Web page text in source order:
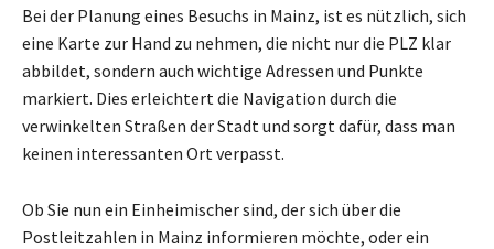
Bei der Planung eines Besuchs in Mainz, ist es nützlich, sich
eine Karte zur Hand zu nehmen, die nicht nur die PLZ klar
abbildet, sondern auch wichtige Adressen und Punkte
markiert. Dies erleichtert die Navigation durch die
verwinkelten Straßen der Stadt und sorgt dafür, dass man
keinen interessanten Ort verpasst.
Ob Sie nun ein Einheimischer sind, der sich über die
Postleitzahlen in Mainz informieren möchte, oder ein